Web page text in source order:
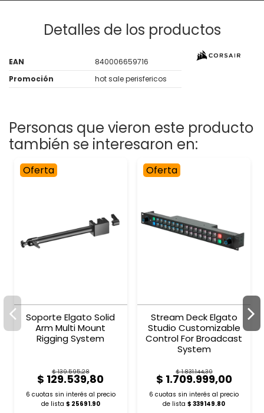
Detalles de los productos
EAN
840006659716
Promoción
hot sale perisfericos
Personas que vieron este producto
también se interesaron en:
Oferta
Soporte Elgato Solid
Arm Multi Mount
Rigging System
$ 139.595,28
$ 129.539,80
6 cuotas sin interés al precio
de lista $ 25691.90
Oferta
Stream Deck Elgato
Studio Customizable
Control For Broadcast
System
$ 1.831.144,30
$ 1.709.999,00
6 cuotas sin interés al precio
de lista$ 339149.80